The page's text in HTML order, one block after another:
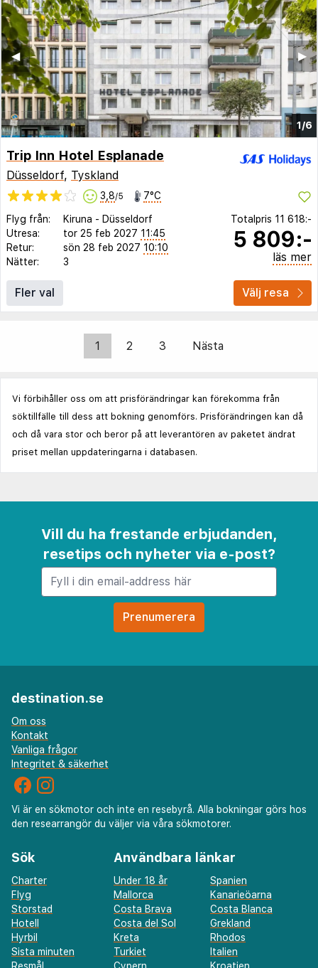
1/6
▶︎
◀︎
Trip Inn Hotel Esplanade
Düsseldorf, Tyskland
3,8/5 7°C
Flyg från: Kiruna - Düsseldorf
Utresa:
tor 25 feb 2027 11:45
Retur:
sön 28 feb 2027 10:10
Nätter:
3
Totalpris 11 618:-
5 809:-
läs mer
Fler val Välj resa
1 2 3 Nästa
Vi förbihåller oss om att prisförändringar kan förekomma från
söktillfälle till dess att bokning genomförs. Prisförändringen kan då
och då vara stor och beror på att leverantören av paketet ändrat
priset mellan uppdateringarna i databasen.
Vill du ha frestande erbjudanden,
resetips och nyheter via e-post?
destination.se
Om oss
Kontakt
Vanliga frågor
Integritet & säkerhet
Vi är en sökmotor och inte en resebyrå. Alla bokningar görs hos
den researrangör du väljer via våra sökmotorer.
Sök
Charter
Flyg
Storstad
Hotell
Hyrbil
Sista minuten
Användbara länkar
Under 18 år
Spanien
Mallorca
Kanarieöarna
Costa Brava
Costa Blanca
Costa del Sol
Grekland
Kreta
Rhodos
Turkiet
Italien